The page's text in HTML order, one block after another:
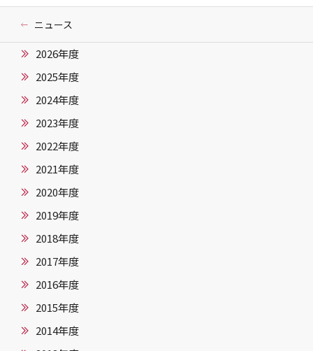
ニュース
2026年度
2025年度
2024年度
2023年度
2022年度
2021年度
2020年度
2019年度
2018年度
2017年度
2016年度
2015年度
2014年度